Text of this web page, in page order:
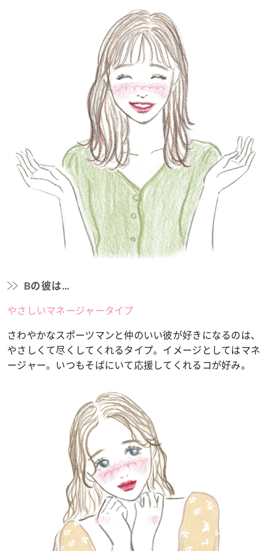
Bの彼は...
やさしいマネージャータイプ
さわやかなスポーツマンと仲のいい彼が好きになるのは、
やさしくて尽くしてくれるタイプ。イメージとしてはマネ
ージャー。いつもそばにいて応援してくれるコが好み。